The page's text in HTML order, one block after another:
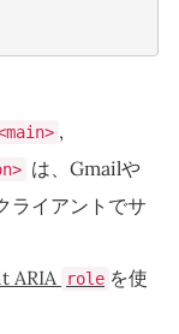
,
は、Gmailや
ライアントでサ
ARIA role を使